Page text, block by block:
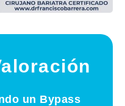
un Bypass